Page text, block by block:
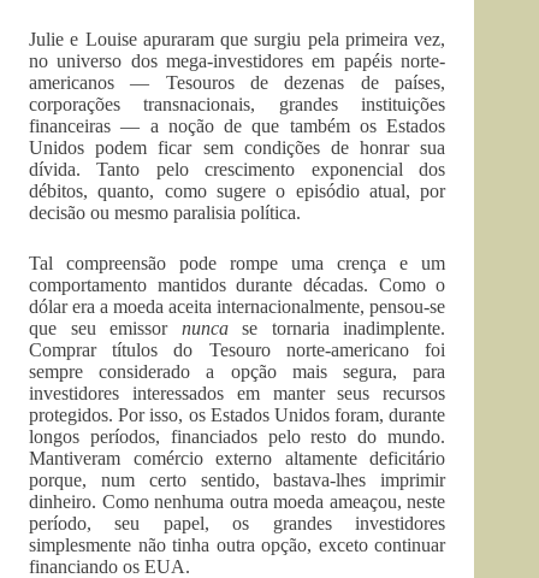
Julie e Louise apuraram que surgiu pela primeira vez,
no universo dos mega-investidores em papéis norte-
americanos — Tesouros de dezenas de países,
corporações transnacionais, grandes instituições
financeiras — a noção de que também os Estados
Unidos podem ficar sem condições de honrar sua
dívida. Tanto pelo crescimento exponencial dos
débitos, quanto, como sugere o episódio atual, por
decisão ou mesmo paralisia política.
Tal compreensão pode rompe uma crença e um
comportamento mantidos durante décadas. Como o
dólar era a moeda aceita internacionalmente, pensou-se
que seu emissor nuncase tornaria inadimplente.
Comprar títulos do Tesouro norte-americano foi
sempre considerado a opção mais segura, para
investidores interessados em manter seus recursos
protegidos. Por isso, os Estados Unidos foram, durante
longos períodos, financiados pelo resto do mundo.
Mantiveram comércio externo altamente deficitário
porque, num certo sentido, bastava-lhes imprimir
dinheiro. Como nenhuma outra moeda ameaçou, neste
período, seu papel, os grandes investidores
simplesmente não tinha outra opção, exceto continuar
financiando os EUA.